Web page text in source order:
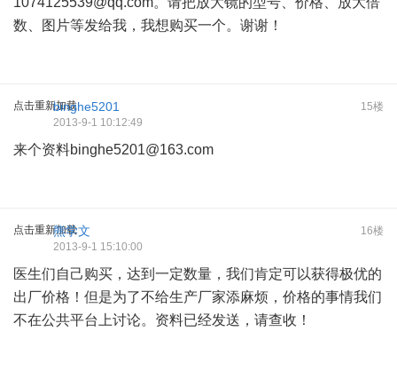
数、图片等发给我，我想购买一个。谢谢！
点击重新加载 15楼
binghe5201
2013-9-1 10:12:49
来个资料binghe5201@163.com
点击重新加载 16楼
熊学文
2013-9-1 15:10:00
医生们自己购买，达到一定数量，我们肯定可以获得极优的
出厂价格！但是为了不给生产厂家添麻烦，价格的事情我们
不在公共平台上讨论。资料已经发送，请查收！